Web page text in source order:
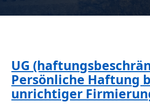
UG
Persönliche Haftung
unrichtiger